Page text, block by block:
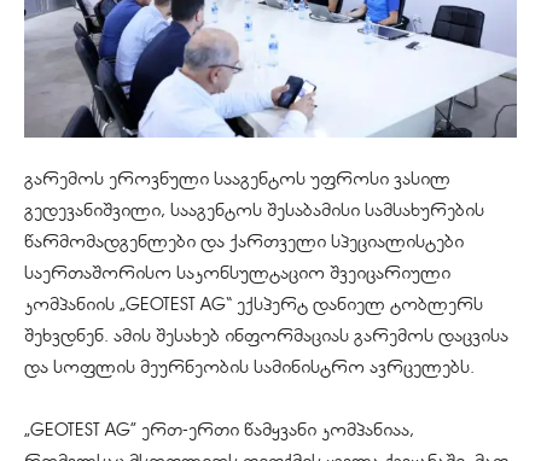
გარემოს ეროვნული სააგენტოს უფროსი ვასილ
გედევანიშვილი, სააგენტოს შესაბამისი სამსახურების
წარმომადგენლები და ქართველი სპეციალისტები
საერთაშორისო საკონსულტაციო შვეიცარიული
კომპანიის „GEOTEST AG“ ექსპერტ დანიელ ტობლერს
შეხვდნენ. ამის შესახებ ინფორმაციას გარემოს დაცვისა
და სოფლის მეურნეობის სამინისტრო ავრცელებს.
„GEOTEST AG” ერთ-ერთი წამყვანი კომპანიაა,